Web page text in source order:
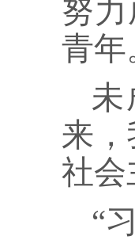
努
青年
未
来
社会
“